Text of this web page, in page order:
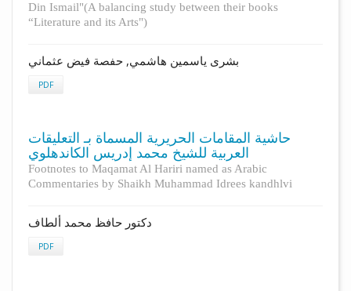
Din Ismail"(A balancing study between their books
“Literature and its Arts")
بشرى ياسمين هاشمي, حفصة فيض عثماني
PDF
حاشية المقامات الحريرية المسماة بـ التعليقات
العربية للشيخ محمد إدريس الكاندهلوي
Footnotes to Maqamat Al Hariri named as Arabic
Commentaries by Shaikh Muhammad Idrees kandhlvi
دكتور حافظ محمد ألطاف
PDF